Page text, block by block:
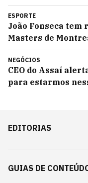
ESPORTE
João Fonseca tem
Masters de
NEGÓCIOS
CEO do Assaí
para estarmos
EDITORIAS
GUIAS DE